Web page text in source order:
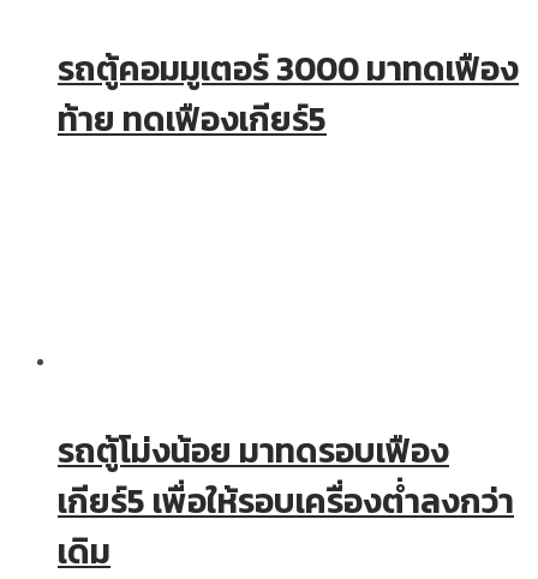
รถตู้คอมมูเตอร์ 3000 มาทดเฟือง
ท้าย ทดเฟืองเกียร์5
รถตู้โม่งน้อย มาทดรอบเฟือง
เกียร์5 เพื่อให้รอบเครื่องต่ำลงกว่า
เดิม